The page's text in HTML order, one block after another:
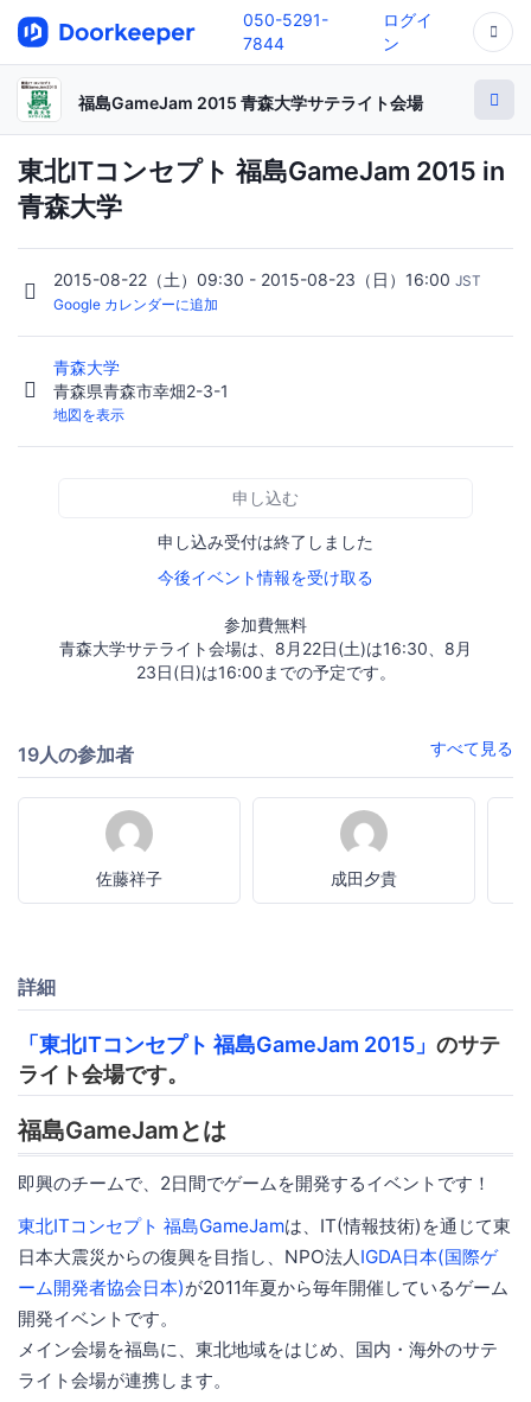
050-5291-
7844
ログイ
ン
福島GameJam 2015 青森大学サテライト会場
東北ITコンセプト 福島GameJam 2015 in
青森大学
2015-08-22（土）09:30 - 2015-08-23（日）16:00 JST
Google カレンダーに追加
青森大学
青森県青森市幸畑2-3-1
地図を表示
申し込む
申し込み受付は終了しました
今後イベント情報を受け取る
参加費無料
青森大学サテライト会場は、8月22日(土)は16:30、8月
23日(日)は16:00までの予定です。
19人の参加者 すべて見る
佐藤祥子 成田夕貴
詳細
「東北ITコンセプト 福島GameJam 2015」 のサテ
ライト会場です。
福島GameJamとは
即興のチームで、2日間でゲームを開発するイベントです！
東北ITコンセプト 福島GameJamは、IT(情報技術)を通じて東
日本大震災からの復興を目指し、NPO法人 IGDA日本(国際ゲ
ーム開発者協会日本)が2011年夏から毎年開催しているゲーム
開発イベントです。
メイン会場を福島に、東北地域をはじめ、国内・海外のサテ
ライト会場が連携します。